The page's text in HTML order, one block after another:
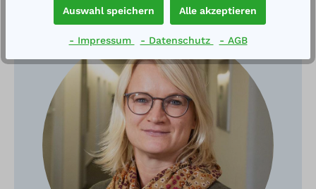
Auswahl speichern Alle akzeptieren
- Impressum - Datenschutz - AGB